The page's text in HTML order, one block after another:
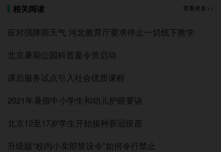
虽然《指南》是从营养与健康的角度禁止校内设
置小卖部、超市等食品经营场所，但对校内小卖部来
高糖及高脂等食品，当“禁设+禁售”，校内小卖部几乎
题，都有望解决。
尽管之前已出台校内小卖部禁设令，但今年在湖
南邵阳、广东茂名等地仍然出现上百万元拍卖校园小
卖部经营权的案例。此次《指南》未留“口子”，无疑
已经存在于校园的食品经营场所能否退出，各地
相关阅读 查看更多>>
应对强降雨天气 河北教育厅要求停止一切线下教学
北京暑期公园科普夏令营启动
课后服务试点引入社会优质课程
2021年暑假中小学生和幼儿护眼要诀
北京12至17岁学生开始接种新冠疫苗
升级版“校内小卖部禁设令”如何令行禁止